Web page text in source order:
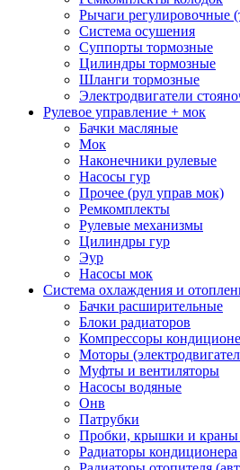
Рычаги регулировочные
Система осушения
Суппорты тормозные
Цилиндры тормозные
Шланги тормозные
Электродвигатели
Рулевое управление + мок
Бачки масляные
Мок
Наконечники рулевые
Насосы гур
Прочее (рул управ мок)
Ремкомплекты
Рулевые механизмы
Цилиндры гур
Эур
Насосы мок
Система охлаждения и
Бачки расширительные
Блоки радиаторов
Компрессоры
Моторы
Муфты и вентиляторы
Насосы водяные
Онв
Патрубки
Пробки, крышки и краны
Радиаторы кондиционера